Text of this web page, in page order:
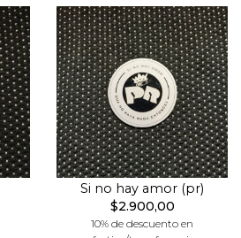
Si no hay amor (pr)
$2.900,00
10% de descuento en